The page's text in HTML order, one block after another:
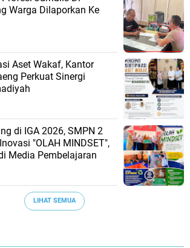
Warga Dilaporkan Ke
Aset Wakaf, Kantor
Perkuat Sinergi
di IGA 2026, SMPN 2
"OLAH MINDSET",
Media Pembelajaran
LIHAT SEMUA